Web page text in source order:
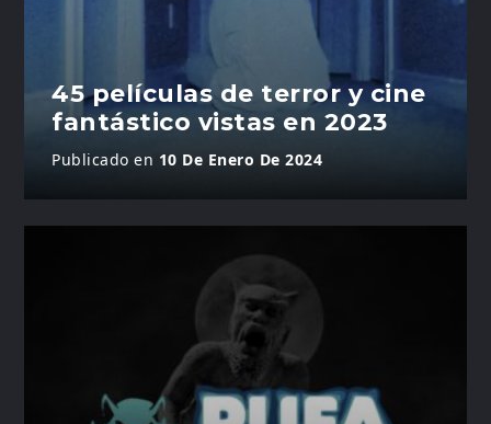
45 películas de terror y cine
fantástico vistas en 2023
Publicado en 10 De Enero De 2024